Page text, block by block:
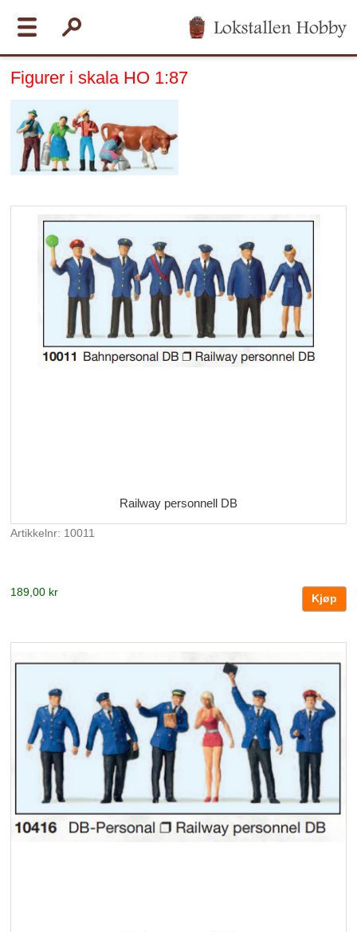
Figurer i skala HO 1:87
Railway personnell DB
Artikkelnr: 10011
189,00 kr